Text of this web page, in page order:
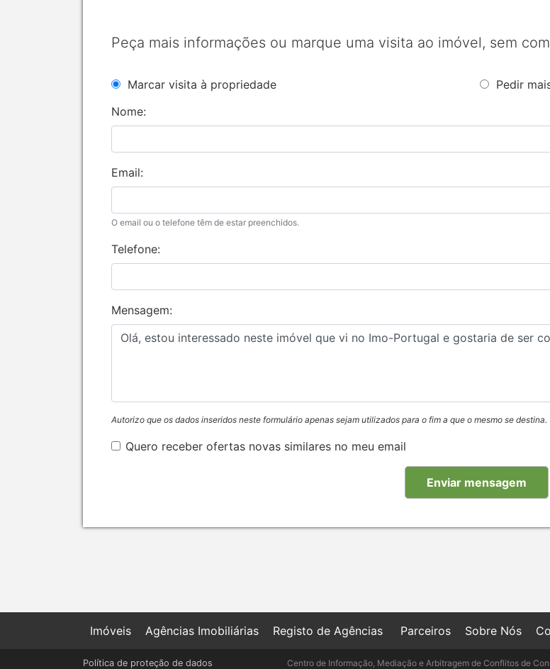
Peça mais informações ou marque uma visita ao imóvel, sem
Marcar visita à propriedade
Pedir
Nome:
Email:
O email ou o telefone têm de estar preenchidos.
Telefone:
Mensagem:
Autorizo que os dados inseridos neste formulário apenas sejam utilizados para o fim a que o mesmo se destina.
Quero receber ofertas novas similares no meu email
Imóveis Agências Imobiliárias Registo de Agências Parceiros Sobre Nós
Política de proteção de dados Centro de Informação, Mediação e Arbitragem de Conflitos de